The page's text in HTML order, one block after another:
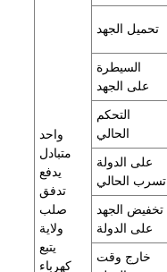
واحد
متبادل
يدفع
تدفق
صلب
ولاية
يتبع
كهرباء
تحميل الجهد
السيطرة
على الجهد
التحكم
الحالي
على الدولة
تسرب الحالي
تخفيض الجهد
على الدولة
خارج وقت